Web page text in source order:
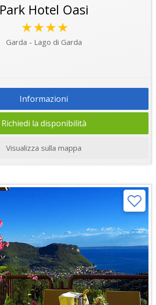
Park Hotel Oasi
★★★★
Garda - Lago di Garda
Informazioni
Richiedi la disponibilità
Visualizza sulla mappa